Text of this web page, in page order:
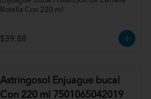
Botella Con 220 ml
$39.88
Astringosol Enjuague bucal
Con 220 ml 7501065042019